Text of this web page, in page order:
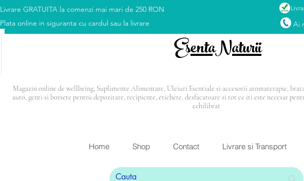
Livrare GRATUITA la comenzi mai mari de 250 RON
Plata online in siguranta cu cardul sau la livrare
Ai
EsentaNaturii
Magazin online de wellbeing, Suplimente Alimentare, Uleiuri Esentiale si accesorii aromaterapie,
auto, genti si borsete pentru depozitare, recipiente, etichete, desfacatoare si tot ce iti este necesar
echilibrat
Home Shop Contact Livrare si Transport